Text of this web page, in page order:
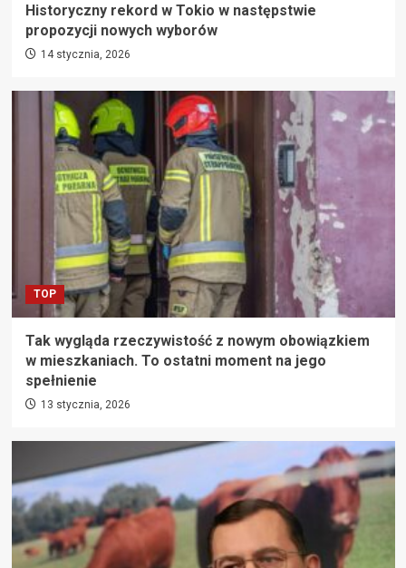
Historyczny rekord w Tokio w następstwie
propozycji nowych wyborów
14 stycznia, 2026
TOP
Tak wygląda rzeczywistość z nowym obowiązkiem
w mieszkaniach. To ostatni moment na jego
spełnienie
13 stycznia, 2026